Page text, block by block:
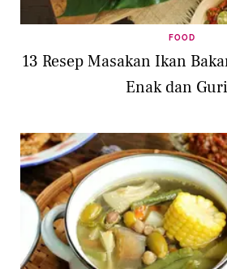
FOOD
13 Resep Masakan Ikan
Enak dan